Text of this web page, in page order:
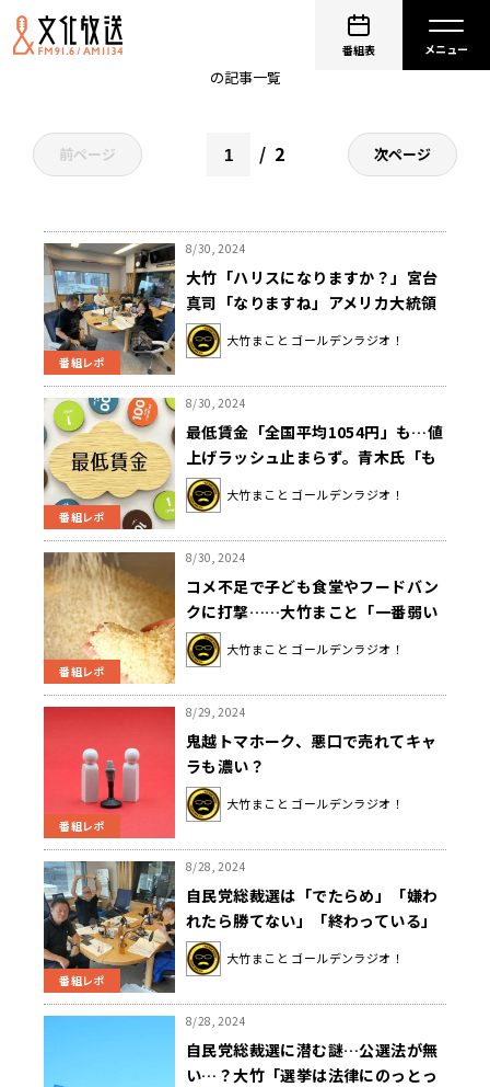
番組表
の記事一覧
前ページ 2 次ページ
番組レポ
8/30, 2024
大竹「ハリスになりますか？」宮台
真司「なりますね」アメリカ大統領
選をズバリ予測！
大竹まこと ゴールデンラジオ！
番組レポ
8/30, 2024
最低賃金「全国平均1054円」も…値
上げラッシュ止まらず。青木氏「も
う最低賃金では人は来ない。全国一
律にしても良いのでは」
大竹まこと ゴールデンラジオ！
番組レポ
8/30, 2024
コメ不足で子ども食堂やフードバン
クに打撃……大竹まこと「一番弱い
ところにしわ寄せがいかないように
して」
大竹まこと ゴールデンラジオ！
番組レポ
8/29, 2024
鬼越トマホーク、悪口で売れてキャ
ラも濃い？
大竹まこと ゴールデンラジオ！
番組レポ
8/28, 2024
自民党総裁選は「でたらめ」「嫌わ
れたら勝てない」「終わっている」
選挙？
大竹まこと ゴールデンラジオ！
8/28, 2024
自民党総裁選に潜む謎…公選法が無
い…？大竹「選挙は法律にのっとっ